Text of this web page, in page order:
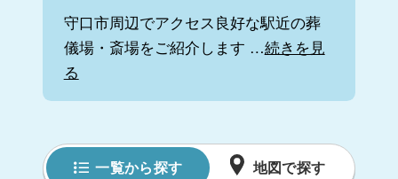
守口市周辺でアクセス良好な駅近の葬
儀場・斎場をご紹介します …続きを見
る
一覧から探す 地図で探す